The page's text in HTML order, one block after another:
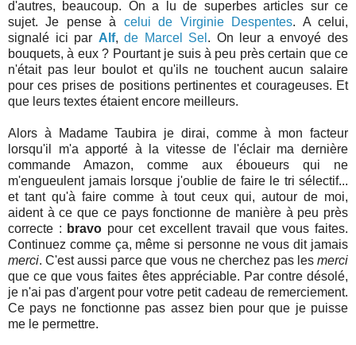
d'autres, beaucoup. On a lu de superbes articles sur ce
sujet. Je pense à celui de Virginie Despentes. A celui,
signalé ici par Alf,de Marcel Sel . On leur a envoyé des
bouquets, à eux ? Pourtant je suis à peu près certain que ce
n'était pas leur boulot et qu'ils ne touchent aucun salaire
pour ces prises de positions pertinentes et courageuses. Et
que leurs textes étaient encore meilleurs.
Alors à Madame Taubira je dirai, comme à mon facteur
lorsqu'il m'a apporté à la vitesse de l'éclair ma dernière
commande Amazon, comme aux éboueurs qui ne
m'engueulent jamais lorsque j'oublie de faire le tri sélectif...
et tant qu'à faire comme à tout ceux qui, autour de moi,
aident à ce que ce pays fonctionne de manière à peu près
correcte : bravo pour cet excellent travail que vous faites.
Continuez comme ça, même si personne ne vous dit jamais
merci. C'est aussi parce que vous ne cherchez pas les merci
que ce que vous faites êtes appréciable. Par contre désolé,
je n'ai pas d'argent pour votre petit cadeau de remerciement.
Ce pays ne fonctionne pas assez bien pour que je puisse
me le permettre.